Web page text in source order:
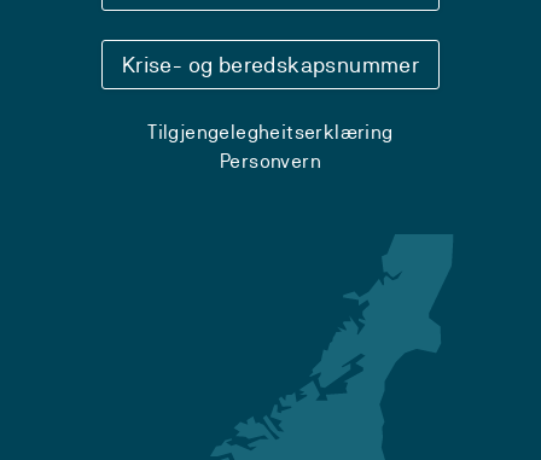
Krise- og beredskapsnummer
Tilgjengelegheitserklæring
Personvern